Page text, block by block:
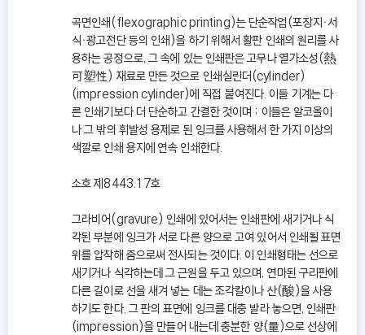
곡면인쇄(flexographic printing)는 단순작업(포장지ㆍ서
식ㆍ광고전단 등의 인쇄)을 하기 위해서 활판 인쇄의 원리를 사
용하는 공정으로, 그 속에 있는 인쇄판은 고무나 열가소성(熱
可塑性) 재료로 만든 것으로 인쇄실린더(cylinder)
(impression cylinder)에 직접 붙여진다. 이들 기계는 다
른 인쇄기보다 더 단순하고 간결한 것이며 ; 이들은 알코올이
나 그 밖의 휘발성 용제로 된 잉크를 사용해서 한 가지 이상의
색깔로 인쇄 용지에 연속 인쇄한다.
소호 제8443.17호
그라비어(gravure) 인쇄에 있어서는 인쇄판에 새기거나 식
각된 부분에 잉크가 서로 다른 양으로 고여 있어서 인쇄될 표면
위를 압착해 줌으로써 전사되는 것이다. 이 인쇄형태는 선으로
새기거나 식각하는데 그 근원을 두고 있으며, 연마된 구리판에
다른 길이로 선을 새겨 넣는 데는 조각칼이나 산(酸)을 사용
하기도 한다. 그 판의 표면에 잉크를 대충 발라 놓으면, 인쇄판
(impression)을 만들어 내는데 충분한 양(量)으로 선상에